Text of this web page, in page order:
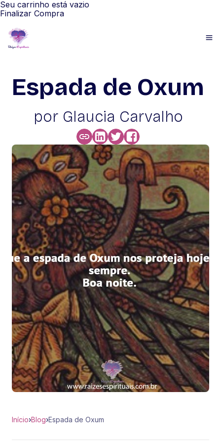
Seu carrinho está vazio
Finalizar Compra
Espada de Oxum
por Glaucia Carvalho
Início›Blog›Espada de Oxum